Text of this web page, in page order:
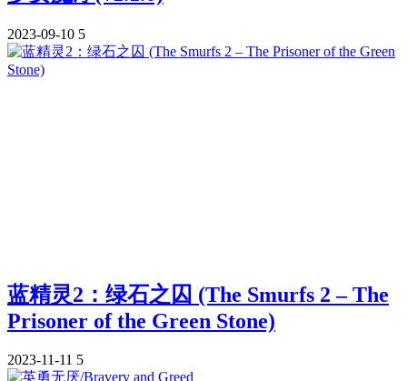
2023-09-10 5
蓝精灵2：绿石之囚 (The Smurfs 2 – The
Prisoner of the Green Stone)
2023-11-11 5